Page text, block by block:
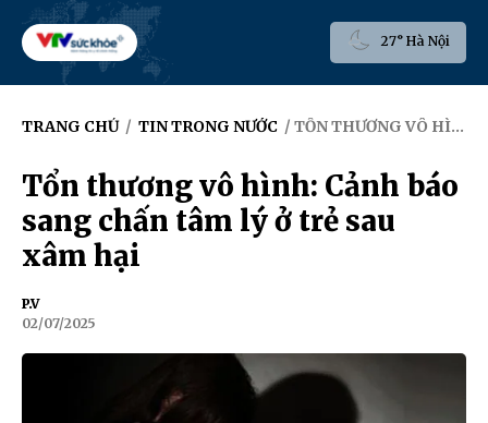
27° Hà Nội
TRANG CHỦ / TIN TRONG NƯỚC / TỔN THƯƠNG VÔ HÌNH: CẢNH BÁO SANG CHẤN TÂM LÝ Ở TRẺ SAU XÂM HẠI
Tổn thương vô hình: Cảnh báo
sang chấn tâm lý ở trẻ sau
xâm hại
P.V
02/07/2025